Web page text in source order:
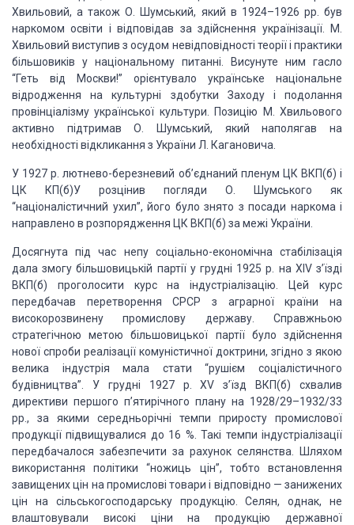
Хвильовий, а також О. Шумський, який в 1924–1926 рр. був
наркомом освіти і відповідав за здійснення українізації.
М.
Хвильовий виступив з осудом невідповідності теорії і практики
більшовиків у національному питанні. Висунуте ним гасло
“Геть від Москви!” орієнтувало українське національне
відродження на культурні здобутки Заходу і подолання
провінціалізму української культури. Позицію М. Хвильового
активно підтримав О. Шумський, який наполягав на
необхідності відкликання з України Л. Кагановича.
У 1927 р. лютнево-березневий об’єднаний пленум ЦК ВКП(б) і
ЦК КП(б)У розцінив погляди О. Шумського як
“націоналістичний ухил”, його було знято з посади наркома і
направлено в розпорядження ЦК ВКП(б) за межі України.
Досягнута під час непу соціально-економічна стабілізація
дала змогу більшовицькій партії у грудні 1925 р. на XІV з’їзді
ВКП(б) проголосити курс на індустріалізацію. Цей курс
передбачав перетворення СРСР з аграрної країни на
високорозвинену промислову державу. Справжньою
стратегічною метою більшовицької партії було здійснення
нової спроби реалізації комуністичної доктрини, згідно з якою
велика індустрія мала стати “рушієм соціалістичного
будівництва”. У грудні 1927 р. XV з’їзд ВКП(б) схвалив
директиви першого п’ятирічного плану на 1928/29–1932/33
рр., за якими середньорічні темпи приросту промислової
продукції підвищувалися до 16 %. Такі темпи індустріалізації
передбачалося забезпечити за рахунок селянства. Шляхом
використання політики “ножиць цін”, тобто встановлення
завищених цін на промислові товари і відповідно — занижених
цін на сільськогосподарськупродукцію. Селян, однак, не
влаштовували високі ціни на продукцію державної